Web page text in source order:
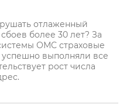
отлаженный
более 30 лет? За
ОМС страховые
выполняли все
рост числа